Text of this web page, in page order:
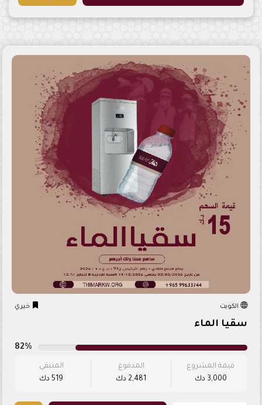
الكويت خيري
سقيا الماء
82%
قيمة المشروع
3,000 دك
المدفوع
2,481 دك
المتبقى
519 دك